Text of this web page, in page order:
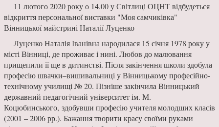
11 лютого 2020 року о 14.00 у Світлиці ОЦНТ відбудеться
відкриття персональної виставки "Моя самчиківка"
Вінницької майстрині Наталії Луценко
Луценко Наталія Іванівна народилася 15 січня 1978 року у
місті Вінниці, де проживає і нині. Любов до малювання
прищепили її ще в дитинстві. Після закінчення школи здобула
професію швачки–вишивальниці у Вінницькому професійно-
технічному училищі № 20. Пізніше закінчила Вінницький
державний педагогічний університет ім. М.
Коцюбинського, здобувши професію учителя молодших класів
(2001 – 2006 рр.). Бажання творити красу своїми руками